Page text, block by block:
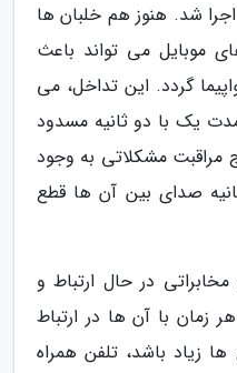
اجرا شد. هنوز هم خلبان ها
موبایل می تواند باعث
گردد. این تداخل، می
مدت یک با دو ثانیه مسدود
مراقبت مشکلاتی به وجود
صدای بین آن ها قطع
در حال ارتباط و
زمان با آن ها در ارتباط
زیاد باشد، تلفن همراه